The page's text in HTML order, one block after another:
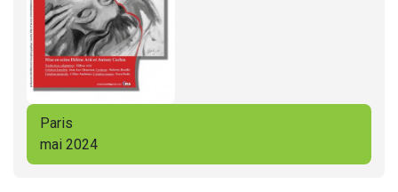
Paris
mai 2024